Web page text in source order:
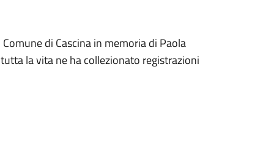
di Cascina in memoria di Paola
la vita ne ha collezionato registrazioni